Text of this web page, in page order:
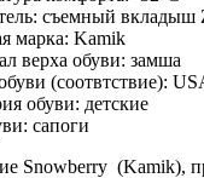
съемный вкладыш
марка: Kamik
верха обуви: замша
(соотвтствие):
обуви: детские
cапоги
Snowberry (Kamik),